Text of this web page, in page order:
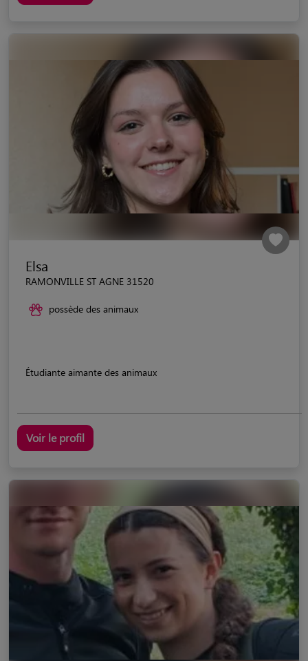
Elsa
RAMONVILLE ST AGNE 31520
possède des animaux
Étudiante aimante des animaux
Voir le profil